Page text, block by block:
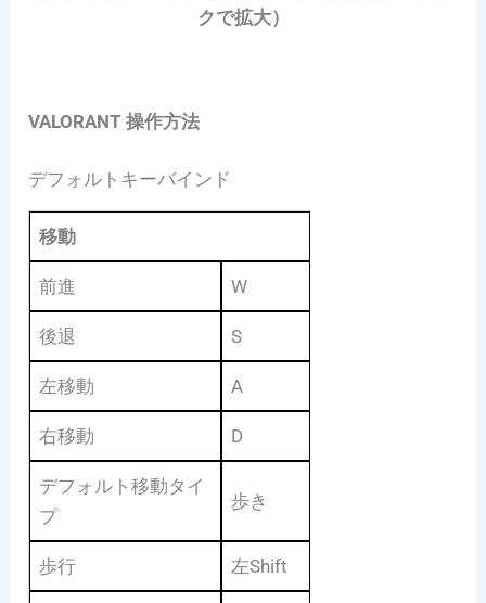
クで拡大）
VALORANT 操作方法
デフォルトキーバインド
移動
前進 W
後退 S
左移動 A
右移動 D
デフォルト移動タイ
プ
歩き
歩行 左Shift